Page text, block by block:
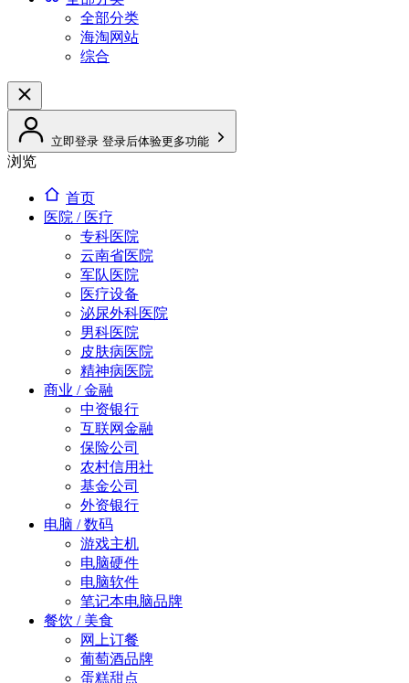
全部分类
海淘网站
综合
立即登录 登录后体验更多功能
浏览
首页
医院 / 医疗
专科医院
云南省医院
军队医院
医疗设备
泌尿外科医院
男科医院
皮肤病医院
精神病医院
商业 / 金融
中资银行
互联网金融
保险公司
农村信用社
基金公司
外资银行
电脑 / 数码
游戏主机
电脑硬件
电脑软件
笔记本电脑品牌
餐饮 / 美食
网上订餐
葡萄酒品牌
蛋糕甜点